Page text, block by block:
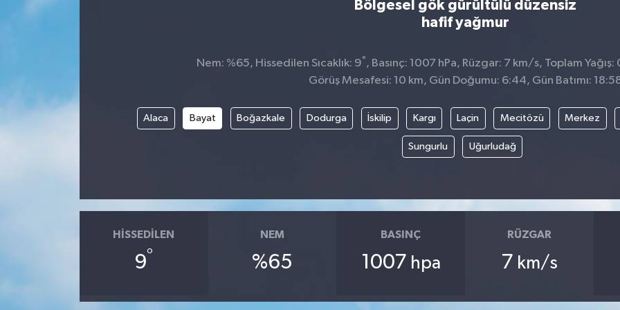
Bölgesel gök gürültülü düzensiz
hafif yağmur
Nem: %65, Hissedilen Sıcaklık: 9° , Basınç: 1007 hPa, Rüzgar: 7 km/s, Toplam
Görüş Mesafesi: 10 km, Gün Doğumu: 6:44, Gün Batımı:
Alaca Bayat Boğazkale Dodurga İskilip Kargı Laçin Mecitözü Merkez
Sungurlu Uğurludağ
HISSEDILEN
9°
NEM
%65
BASINÇ
1007 hpa
RÜZGAR
7 km/s
Gündem